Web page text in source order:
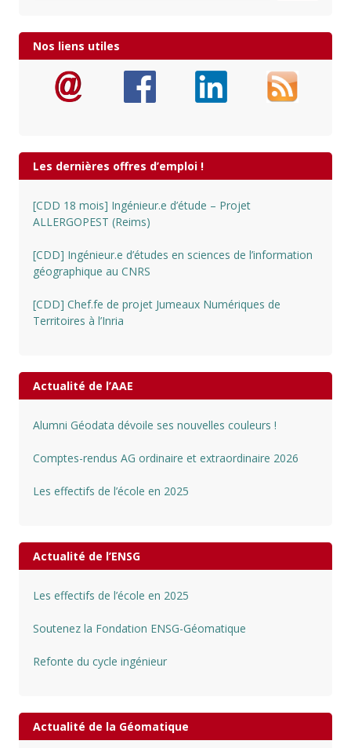
Nos liens utiles
Les dernières offres d’emploi !
[CDD 18 mois] Ingénieur.e d’étude – Projet
ALLERGOPEST (Reims)
[CDD] Ingénieur.e d’études en sciences de l’information
géographique au CNRS
[CDD] Chef.fe de projet Jumeaux Numériques de
Territoires à l’Inria
Actualité de l’AAE
Alumni Géodata dévoile ses nouvelles couleurs !
Comptes-rendus AG ordinaire et extraordinaire 2026
Les effectifs de l’école en 2025
Actualité de l’ENSG
Les effectifs de l’école en 2025
Soutenez la Fondation ENSG-Géomatique
Refonte du cycle ingénieur
Actualité de la Géomatique